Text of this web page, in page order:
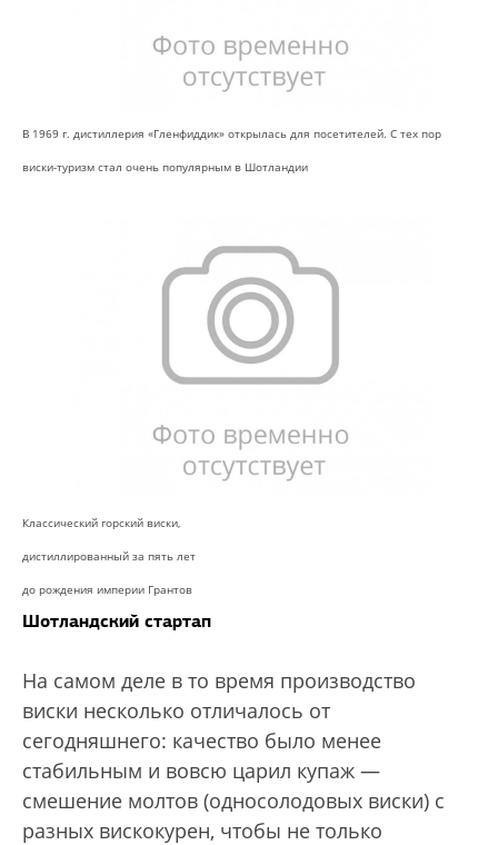
В 1969 г. дистиллерия «Гленфиддик» открылась для посетителей. С тех пор
виски-туризм стал очень популярным в Шотландии
Классический горский виски,
дистиллированный за пять лет
до рождения империи Грантов
Шотландский стартап
На самом деле в то время производство
виски несколько отличалось от
сегодняшнего: качество было менее
стабильным и вовсю царил купаж —
смешение молтов (односолодовых виски) с
разных вискокурен, чтобы не только